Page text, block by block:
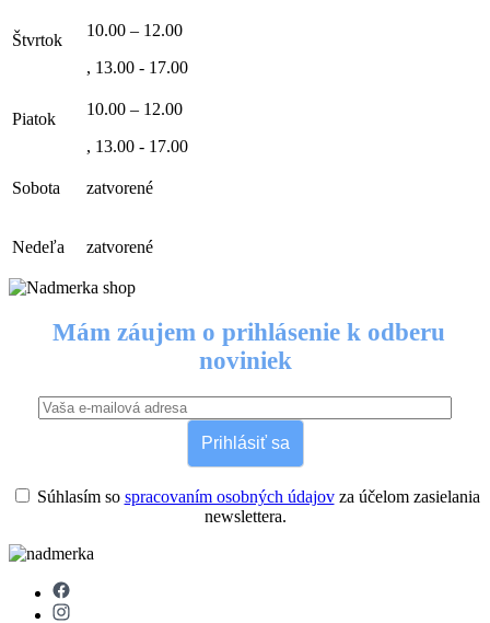
Štvrtok
10.00 – 12.00
, 13.00 - 17.00
Piatok
10.00 – 12.00
, 13.00 - 17.00
Sobota zatvorené
Nedeľa zatvorené
Mám záujem o prihlásenie k odberu
noviniek
Prihlásiť sa
Súhlasím so spracovaním osobných údajovza účelom zasielania
newslettera.